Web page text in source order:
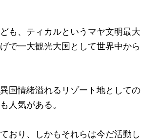
も、ティカルというマヤ文明最大
で一大観光大国として世界中から
国情緒溢れるリゾート地としての
人気がある。
おり、しかもそれらは今だ活動し